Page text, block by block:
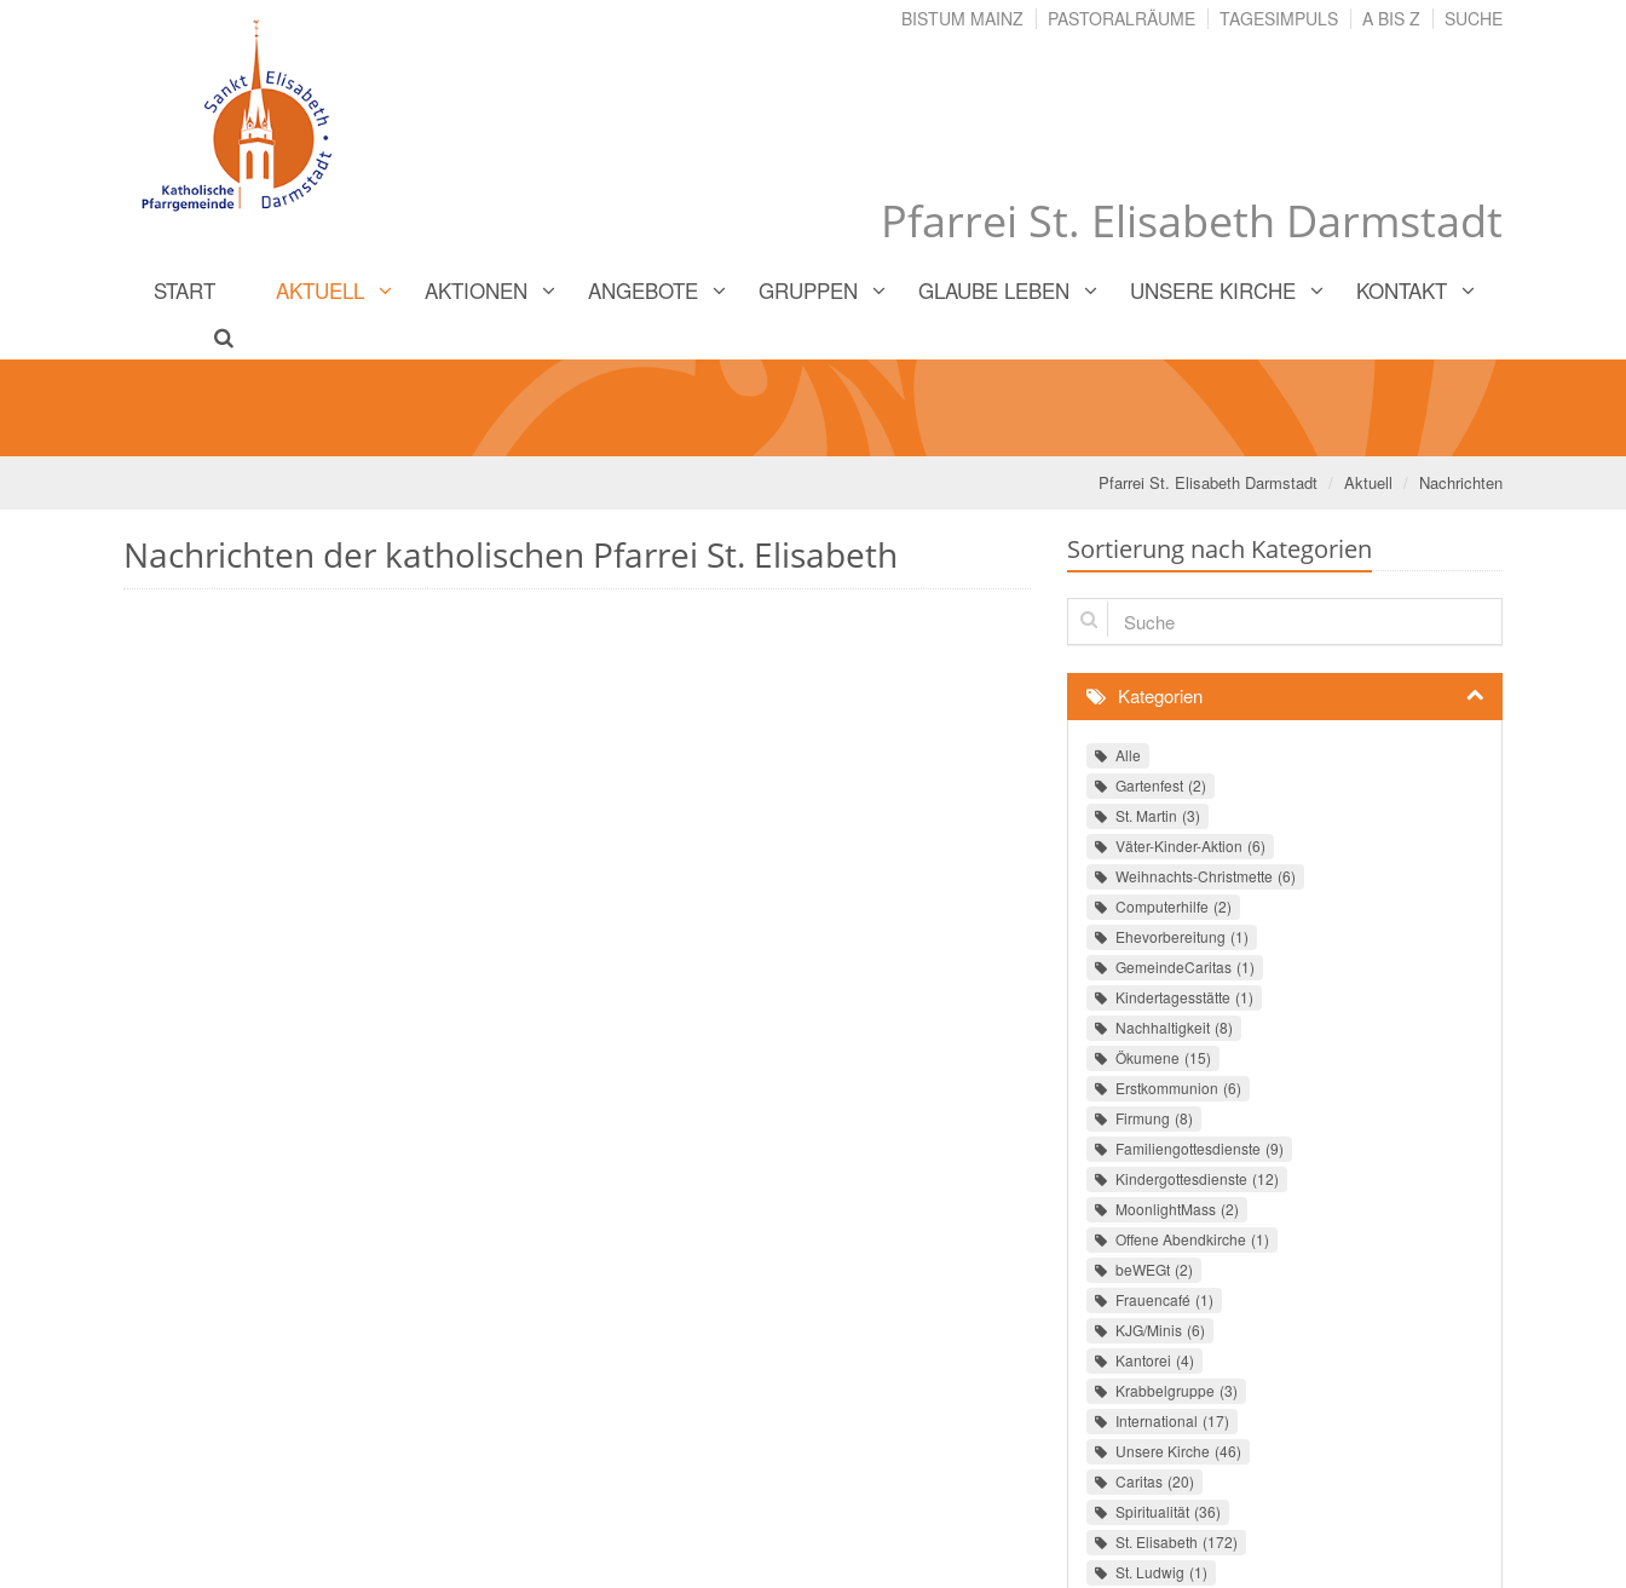
Pfarrei St. Elisabeth Darmstadt
BISTUM MAINZ PASTORALRÄUME TAGESIMPULS A BIS Z SUCHE
START AKTUELL AKTIONEN ANGEBOTE GRUPPEN GLAUBE LEBEN UNSERE KIRCHE KONTAKT
Pfarrei St. Elisabeth Darmstadt Aktuell Nachrichten
Nachrichten der katholischen Pfarrei St. Elisabeth Sortierung nach Kategorien
Suche
Kategorien
Alle
Gartenfest 2
St. Martin 3
Väter-Kinder-Aktion 6
Weihnachts-Christmette 6
Computerhilfe 2
Ehevorbereitung 1
GemeindeCaritas 1
Kindertagesstätte 1
Nachhaltigkeit 8
Ökumene 15
Erstkommunion 6
Firmung 8
Familiengottesdienste 9
Kindergottesdienste 12
MoonlightMass 2
Offene Abendkirche 1
beWEGt 2
Frauencafé 1
KJG/Minis 6
Kantorei 4
Krabbelgruppe 3
International 17
Unsere Kirche 46
Caritas 20
Spiritualität 36
St. Elisabeth 172
St. Ludwig 1